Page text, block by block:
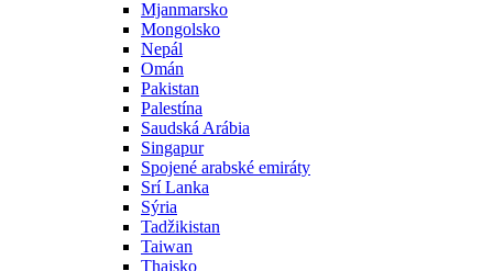
Mjanmarsko
Mongolsko
Nepál
Omán
Pakistan
Palestína
Saudská Arábia
Singapur
Spojené arabské emiráty
Srí Lanka
Sýria
Tadžikistan
Taiwan
Thajsko